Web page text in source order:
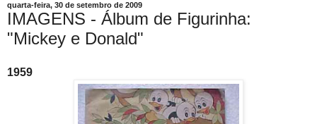
quarta-feira, 30 de setembro de 2009
IMAGENS - Álbum de Figurinha:
"Mickey e Donald"
1959